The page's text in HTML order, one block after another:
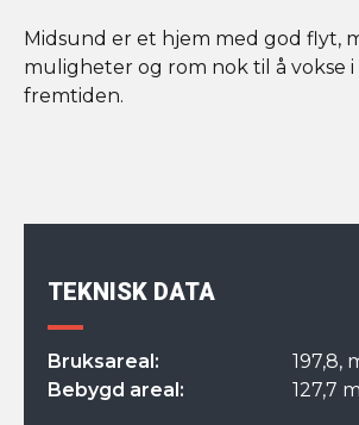
Midsund er et hjem med god flyt,
muligheter og rom nok til å vokse i
fremtiden.
TEKNISK DATA
Bruksareal:
197,8,
Bebygd areal:
127,7